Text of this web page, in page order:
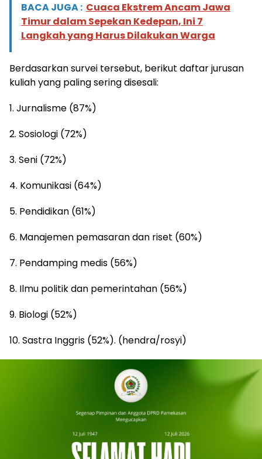
BACA JUGA : Cuaca Ekstrem Ancam Jawa
Timur dalam Sepekan Kedepan, Ini 7
Langkah yang Harus Dilakukan Warga
Berdasarkan survei tersebut, berikut daftar jurusan
kuliah yang paling sering disesali:
1. Jurnalisme (87%)
2. Sosiologi (72%)
3. Seni (72%)
4. Komunikasi (64%)
5. Pendidikan (61%)
6. Manajemen pemasaran dan riset (60%)
7. Pendamping medis (56%)
8. Ilmu politik dan pemerintahan (56%)
9. Biologi (52%)
10. Sastra Inggris (52%). (hendra/rosyi)